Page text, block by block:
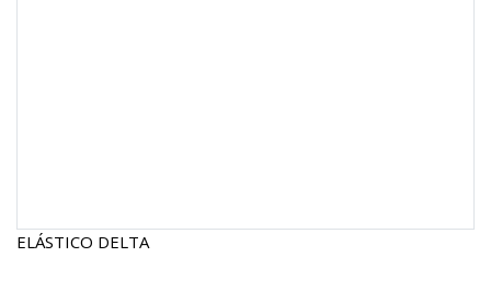
ELÁSTICO DELTA